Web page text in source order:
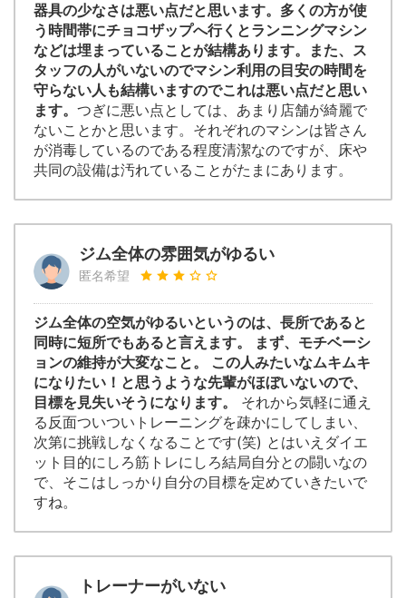
器具の少なさは悪い点だと思います。多くの方が使
う時間帯にチョコザップへ行くとランニングマシン
などは埋まっていることが結構あります。また、ス
タッフの人がいないのでマシン利用の目安の時間を
守らない人も結構いますのでこれは悪い点だと思い
ます。 つぎに悪い点としては、あまり店舗が綺麗で
ないことかと思います。それぞれのマシンは皆さん
が消毒しているのである程度清潔なのですが、床や
共同の設備は汚れていることがたまにあります。
ジム全体の雰囲気がゆるい
匿名希望
ジム全体の空気がゆるいというのは、長所であると
同時に短所でもあると言えます。 まず、モチベーシ
ョンの維持が大変なこと。 この人みたいなムキムキ
になりたい！と思うような先輩がほぼいないので、
目標を見失いそうになります。
それから気軽に通え
る反面ついついトレーニングを疎かにしてしまい、
次第に挑戦しなくなることです(笑) とはいえダイエ
ット目的にしろ筋トレにしろ結局自分との闘いなの
で、そこはしっかり自分の目標を定めていきたいで
すね。
トレーナーがいない